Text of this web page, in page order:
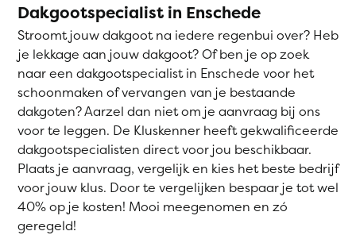
Dakgootspecialist in Enschede
Stroomt jouw dakgoot na iedere regenbui over? Heb
je lekkage aan jouw dakgoot? Of ben je op zoek
naar een dakgootspecialist in Enschede voor het
schoonmaken of vervangen van je bestaande
dakgoten? Aarzel dan niet om je aanvraag bij ons
voor te leggen. De Kluskenner heeft gekwalificeerde
dakgootspecialisten direct voor jou beschikbaar.
Plaats je aanvraag, vergelijk en kies het beste bedrijf
voor jouw klus. Door te vergelijken bespaar je tot wel
40% op je kosten! Mooi meegenomen en zó
geregeld!